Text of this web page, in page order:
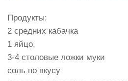
Продукты:
2 средних кабачка
1 яйцо,
3-4 столовые ложки муки
соль по вкусу